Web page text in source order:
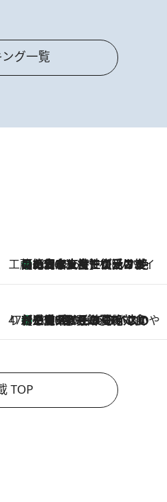
グ一覧
工藤まやのおもてなしハワイ
2026.8.6
【ハワイ土産】ローカルの絶大な支持で復活！ 絶品の幻クッキー《元ファンの日本人女性が受け継いだ名店》
47都道府県の手みやげ ひんやりスイーツで夏を満喫
2026.8.6
【三重県】この夏絶対食べたい 冷やしておいしいおやつ3選 お餅×アイスの新感覚スイーツ
TOP